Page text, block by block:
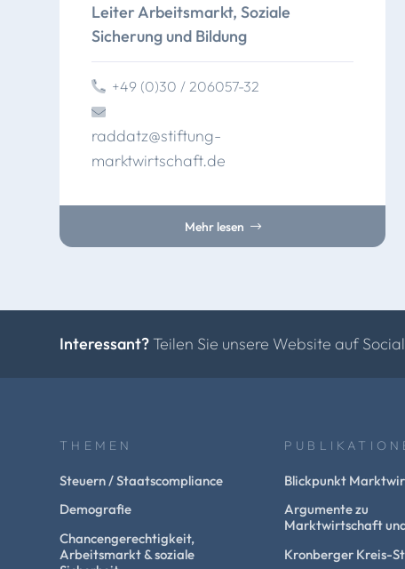
Leiter Arbeitsmarkt, Soziale
Sicherung und Bildung
+49 (0)30 / 206057-32
raddatz@stiftung-
marktwirtschaft.de
Mehr lesen
Interessant? Teilen Sie unsere Website auf
THEMEN
Steuern / Staatscompliance
Demografie
Chancengerechtigkeit,
Arbeitsmarkt & soziale
Blickpunkt
Argumente zu
Marktwirtschaft
Kronberger Kreis-